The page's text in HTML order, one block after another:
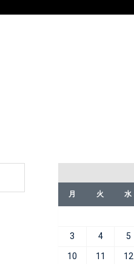
月 火 水
3
4 5
10
11 12